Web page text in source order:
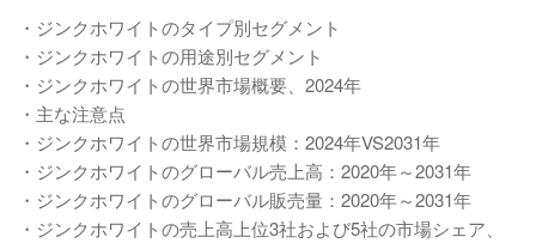
・ジンクホワイトのタイプ別セグメント
・ジンクホワイトの用途別セグメント
・ジンクホワイトの世界市場概要、2024年
・主な注意点
・ジンクホワイトの世界市場規模：2024年VS2031年
・ジンクホワイトのグローバル売上高：2020年～2031年
・ジンクホワイトのグローバル販売量：2020年～2031年
・ジンクホワイトの売上高上位3社および5社の市場シェア、